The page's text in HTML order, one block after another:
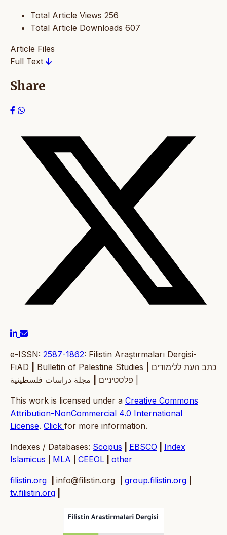
Total Article Views 256
Total Article Downloads 607
Article Files
Full Text
Share
e-ISSN: 2587-1862: Filistin Araştırmaları Dergisi-
FiAD
Bulletin of Palestine Studies
פלסטיניים
This work is licensed under a Creative Commons
Attribution-NonCommercial 4.0 International
License. Click for more information.
Indexes / Databases: Scopus EBSCO
Index
Islamicus
MLA CEEOL other
filistin.org info@filistin.org group.filistin.org
tv.filistin.org